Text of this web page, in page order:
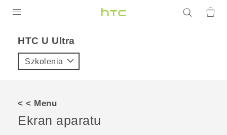
VIVE
HTC U Ultra‎
Szkolenia
< < Menu
Ekran aparatu